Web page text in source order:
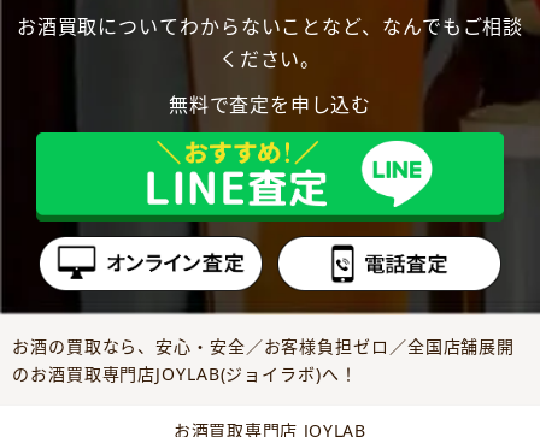
お酒買取についてわからないことなど、なんでもご相談
ください。
無料で査定を申し込む
お酒の買取なら、安心・安全／お客様負担ゼロ／全国店舗展開
のお酒買取専門店JOYLAB(ジョイラボ)へ！
お酒買取専門店 JOYLAB